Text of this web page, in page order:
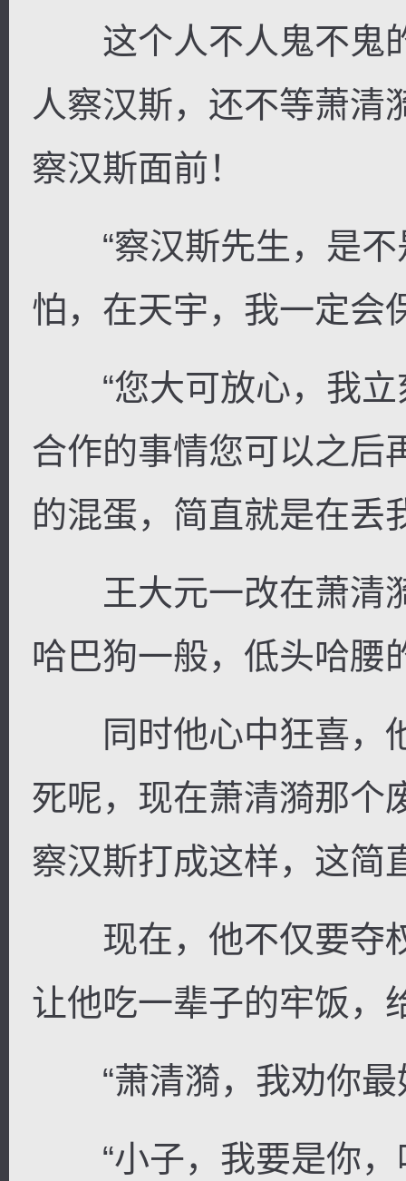
这个人不人鬼不鬼
人察汉斯，还不等萧清
察汉斯面前！
“察汉斯先生，是不
怕，在天宇，我一定会
“您大可放心，我立
合作的事情您可以之后
的混蛋，简直就是在丢
王大元一改在萧清
哈巴狗一般，低头哈腰
同时他心中狂喜，
死呢，现在萧清漪那个
察汉斯打成这样，这简
现在，他不仅要夺
让他吃一辈子的牢饭，
“萧清漪，我劝你最
“小子，我要是你，